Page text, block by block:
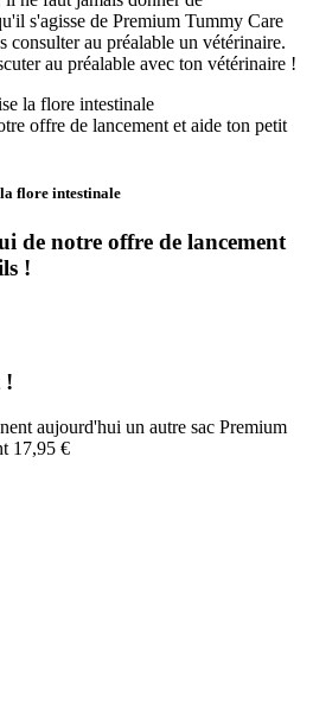
s'agisse de Premium Tummy Care
consulter au préalable un vétérinaire.
au préalable avec ton vétérinaire !
la flore intestinale
offre de lancement et aide ton petit
flore intestinale
de notre offre de lancement
!
!
aujourd'hui un autre sac Premium
17,95 €